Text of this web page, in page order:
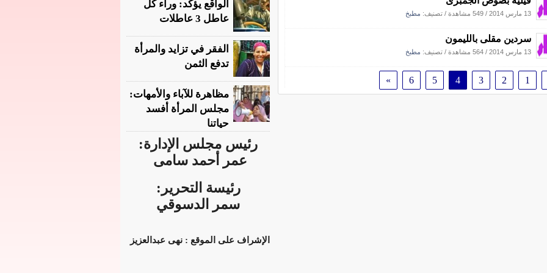
13 مارس 2014 / 549 مشاهدة / تصنيف: مطبخ
سردين مقلى بالليمون
13 مارس 2014 / 564 مشاهدة / تصنيف: مطبخ
1
2
3
4
5
6
»
الواقع يؤكد: وراء كل
عاطل 3 عاطلات
الفقر في تزايد والمرأة
تدفع الثمن
مظاهرة للآباء والأمهات:
مجلس المرأة أفسد
حياتنا
رئيس مجلس الإدارة:
عمر أحمد سامى
رئيسة التحرير:
سمر الدسوقي
الإشراف على الموقع : نهى عبدالعزيز